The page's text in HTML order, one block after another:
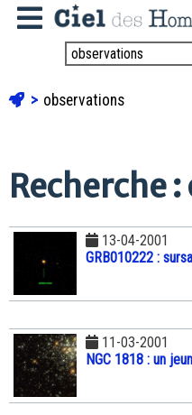
observations
Recherche
13-04-2001
GRB010222 :
11-03-2001
NGC 1818 : un